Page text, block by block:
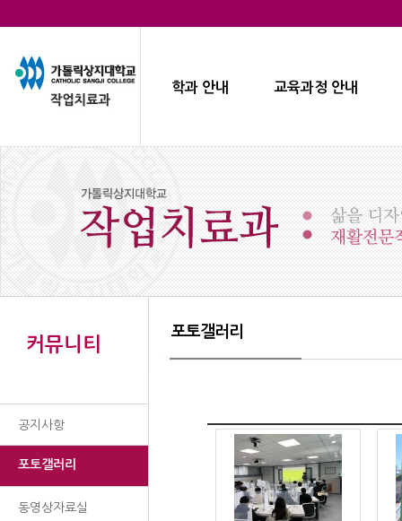
학과 안내 교육과정 안내
커뮤니티
공지사항
포토갤러리
동영상자료실
포토갤러리